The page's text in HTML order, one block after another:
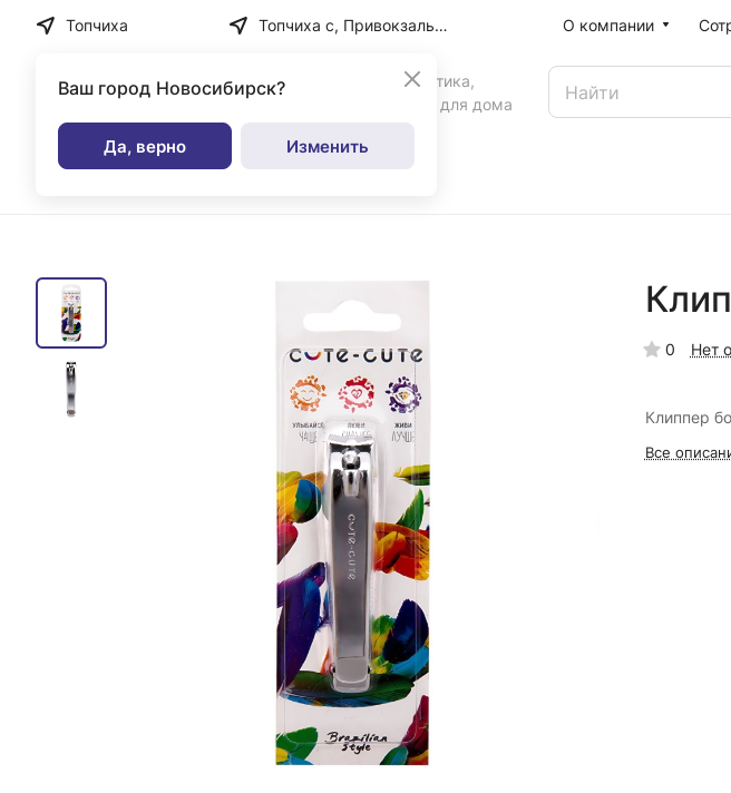
Топчиха
Ваш город Новосибирск?
Да, верно Изменить
Топчиха с, Привокзальная ул, дом № 35 О компании
Бытовая химия, косметика,
парфюмерия и товары для дома
Каталог
0 Нет
Клиппер
Все